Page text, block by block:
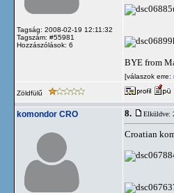
Tagság: 2008-02-19 12:11:32
Tagszám: #55981
Hozzászólások: 6
BYE from
[válaszok erre:
Zöldfülű
komondor CRO 8. Elküldve:
Croatian